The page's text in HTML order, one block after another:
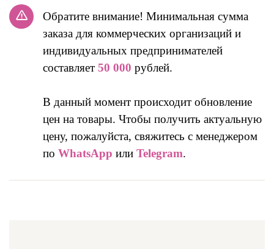
Обратите внимание! Минимальная сумма
заказа для коммерческих организаций и
индивидуальных предпринимателей
составляет 50 000 рублей.
В данный момент происходит обновление
цен на товары. Чтобы получить актуальную
цену, пожалуйста, свяжитесь с менеджером
по WhatsApp или Telegram.